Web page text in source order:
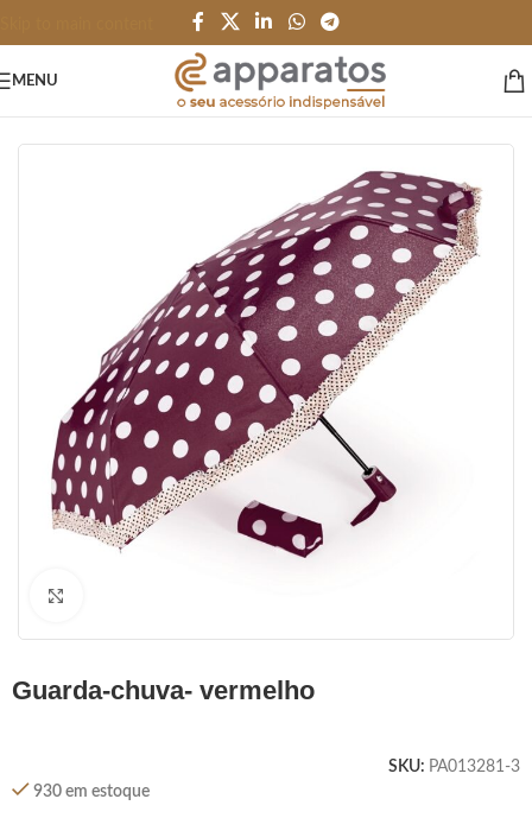
MENU
guarda-chuva- vermelho
SKU: PA013281-3
930 em estoque